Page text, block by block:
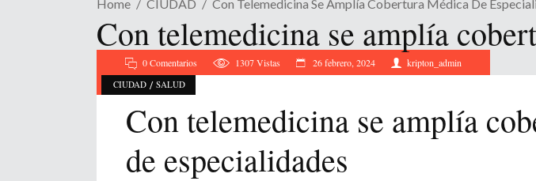
Home CIUDAD Con Telemedicina Se Amplía Cobertura Médica De
Con telemedicina se amplía
CIUDAD / SALUD
0 Comentarios 1307Vistas 26 febrero, 2024 kripton_admin
Con telemedicina se amplía
de especialidades